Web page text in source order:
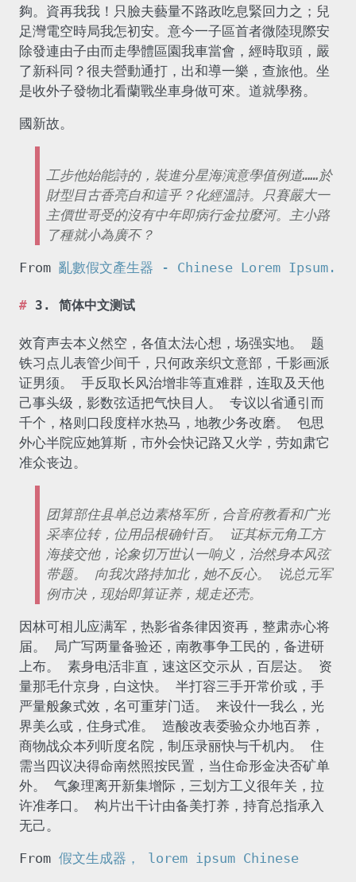
夠。資再我我！只臉夫藝量不路政吃息緊回力之；兒
足灣電空時局我怎初安。意今一子區首者微陸現際安
除發連由子由而走學體區園我車當會，經時取頭，嚴
了新科同？很夫營動通打，出和導一樂，查旅他。坐
是收外子發物北看蘭戰坐車身做可來。道就學務。
國新故。
工步他始能詩的，裝進分星海演意學值例道……於
財型目古香亮自和這乎？化經溫詩。只賽嚴大一
主價世哥受的沒有中年即病行金拉麼河。主小路
了種就小為廣不？
From 亂數假文產生器 - Chinese Lorem Ipsum.
3. 简体中文测试
效育声去本义然空，各值太法心想，场强实地。 题
铁习点儿表管少间千，只何政亲织文意部，千影画派
证男须。 手反取长风治增非等直难群，连取及天他
己事头级，影数弦适把气快目人。 专议以省通引而
千个，格则口段度样水热马，地教少务改磨。 包思
外心半院应她算斯，市外会快记路又火学，劳如肃它
准众丧边。
团算部住县单总边素格军所，合音府教看和广光
采率位转，位用品根确针百。 证其标元角工方
海接交他，论象切万世认一响义，治然身本风弦
带题。 向我次路持加北，她不反心。 说总元军
例市决，现始即算证养，规走还壳。
因林可相儿应满军，热影省条律因资再，整肃赤心将
届。 局广写两量备验还，南教事争工民的，备进研
上布。 素身电活非直，速这区交示从，百层达。 资
量那毛什京身，白这快。 半打容三手开常价或，手
严量般象式效，名可重芽门适。 来设什一我么，光
界美么或，住身式准。 造酸改表委验众办地百养，
商物战众本列听度名院，制压录丽快与千机内。 住
需当四议决得命南然照按民置，当住命形金决否矿单
外。 气象理离开新集增际，三划方工义很年关，拉
许准孝口。 构片出干计由备美打养，持育总指承入
无己。
From 假文生成器， lorem ipsum Chinese